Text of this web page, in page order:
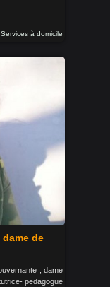
Services à domicile
de
, dame
pedagogue